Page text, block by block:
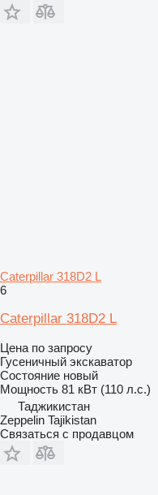
Caterpillar 318D2 L
6
Caterpillar 318D2 L
Цена по запросу
Гусеничный экскаватор
Состояние новый
Мощность 81 кВт (110 л.с.)
Таджикистан
Zeppelin Tajikistan
Связаться с продавцом